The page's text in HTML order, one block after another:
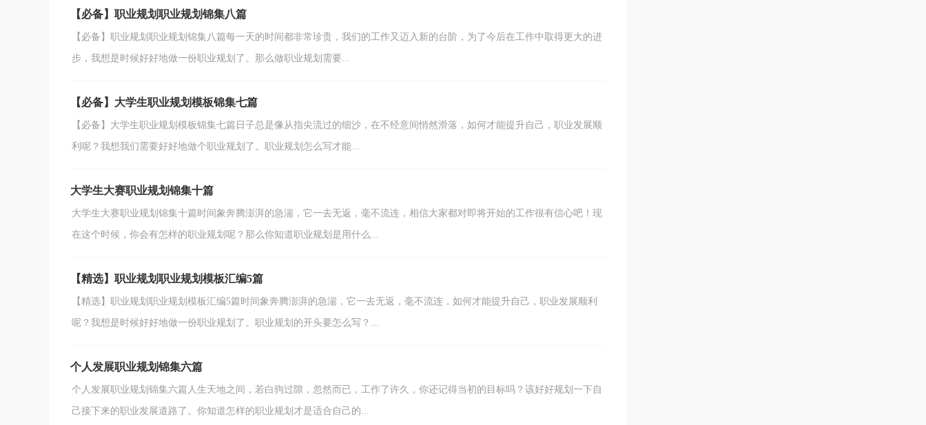
【必备】职业规划职业规划锦集八篇
【必备】职业规划职业规划锦集八篇每一天的时间都非常珍贵，我们的工作又迈入新的台阶，为了今后在工作中取得更大的进
步，我想是时候好好地做一份职业规划了。那么做职业规划需要...
【必备】大学生职业规划模板锦集七篇
【必备】大学生职业规划模板锦集七篇日子总是像从指尖流过的细沙，在不经意间悄然滑落，如何才能提升自己，职业发展顺
利呢？我想我们需要好好地做个职业规划了。职业规划怎么写才能...
大学生大赛职业规划锦集十篇
大学生大赛职业规划锦集十篇时间象奔腾澎湃的急湍，它一去无返，毫不流连，相信大家都对即将开始的工作很有信心吧！现
在这个时候，你会有怎样的职业规划呢？那么你知道职业规划是用什么...
【精选】职业规划职业规划模板汇编5篇
【精选】职业规划职业规划模板汇编5篇时间象奔腾澎湃的急湍，它一去无返，毫不流连，如何才能提升自己，职业发展顺利
呢？我想是时候好好地做一份职业规划了。职业规划的开头要怎么写？...
个人发展职业规划锦集六篇
个人发展职业规划锦集六篇人生天地之间，若白驹过隙，忽然而已，工作了许久，你还记得当初的目标吗？该好好规划一下自
己接下来的职业发展道路了。你知道怎样的职业规划才是适合自己的...